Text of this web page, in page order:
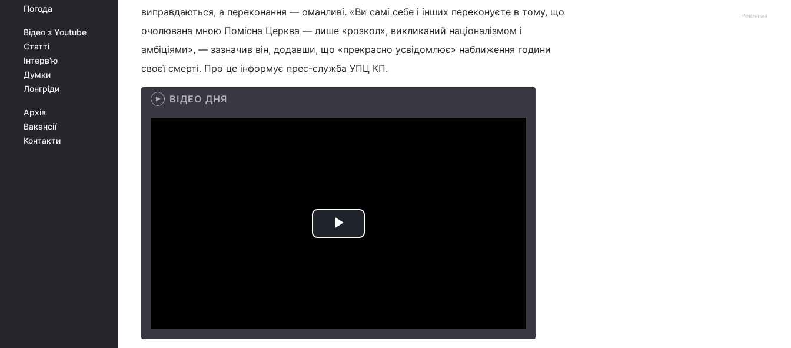
Погода
Відео з Youtube
Статті
Інтерв'ю
Думки
Лонгріди
Архів
Вакансії
Контакти
виправдаються, а переконання — оманливі. «Ви самі себе і інших переконуєте в тому, що
очолювана мною Помісна Церква — лише «розкол», викликаний націоналізмом і
амбіціями», — зазначив він, додавши, що «прекрасно усвідомлює» наближення години
своєї смерті. Про це інформує прес-служба УПЦ КП.
ВІДЕО ДНЯ
Play
Реклама